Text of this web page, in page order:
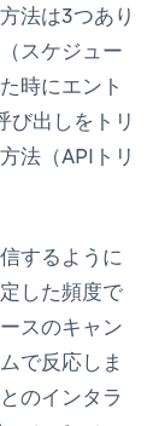
法は3つあり
スケジュー
時にエント
び出しをトリ
法（APIトリ
するように
した頻度で
スのキャン
で反応しま
のインタラ